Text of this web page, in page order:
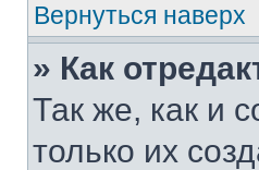
Вернуться наверх
» Как
Так же, как и
только их